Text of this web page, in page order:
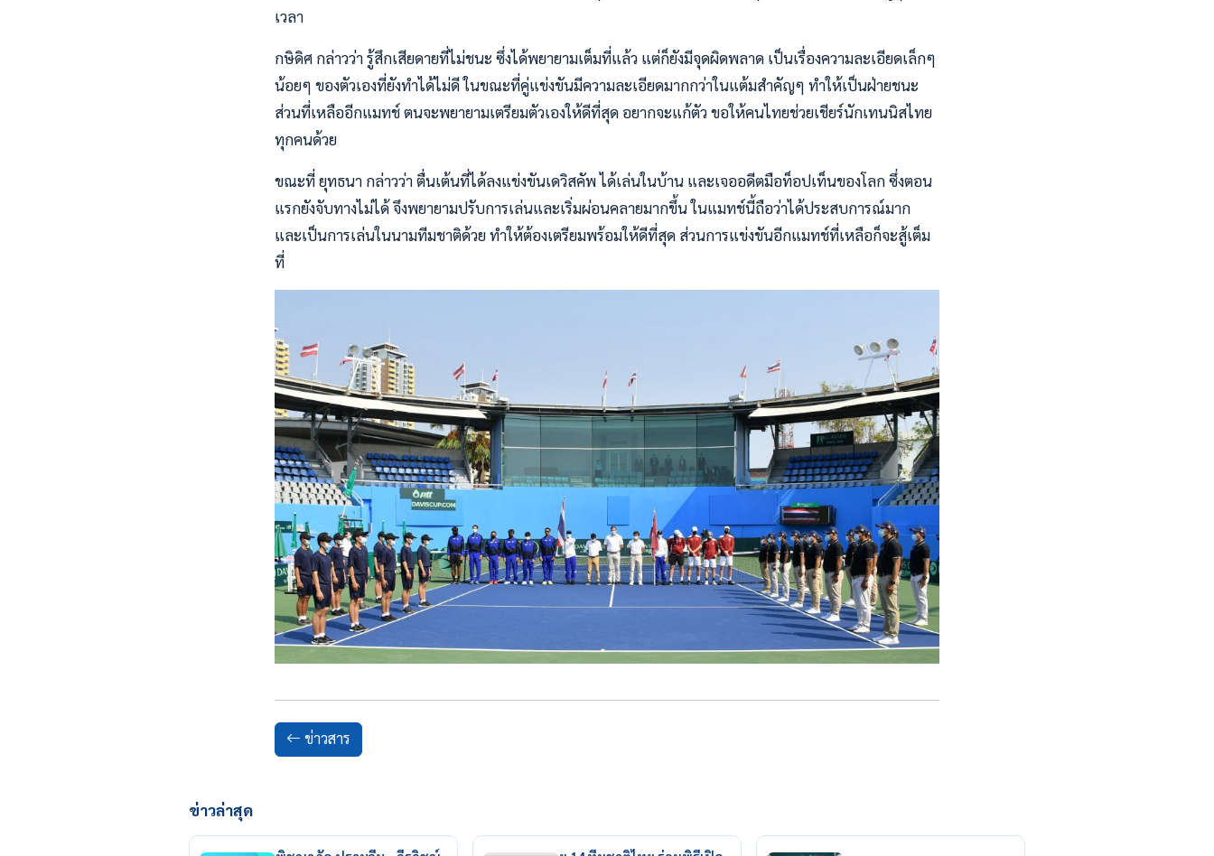
เวลา
กษิดิศ กล่าวว่า รู้สึกเสียดายที่ไม่ชนะ ซึ่งได้พยายามเต็มที่แล้ว แต่ก็ยังมีจุดผิดพลาด เป็นเรื่องความละเอียดเล็กๆ
น้อยๆ ของตัวเองที่ยังทำได้ไม่ดี ในขณะที่คู่แข่งขันมีความละเอียดมากกว่าในแต้มสำคัญๆ ทำให้เป็นฝ่ายชนะ
ส่วนที่เหลืออีกแมทช์ ตนจะพยายามเตรียมตัวเองให้ดีที่สุด อยากจะแก้ตัว ขอให้คนไทยช่วยเชียร์นักเทนนิสไทย
ทุกคนด้วย
ขณะที่ ยุทธนา กล่าวว่า ตื่นเต้นที่ได้ลงแข่งขันเดวิสคัพ ได้เล่นในบ้าน และเจออดีตมือท็อปเท็นของโลก ซึ่งตอน
แรกยังจับทางไม่ได้ จึงพยายามปรับการเล่นและเริ่มผ่อนคลายมากขึ้น ในแมทช์นี้ถือว่าได้ประสบการณ์มาก
และเป็นการเล่นในนามทีมชาติด้วย ทำให้ต้องเตรียมพร้อมให้ดีที่สุด ส่วนการแข่งขันอีกแมทช์ที่เหลือก็จะสู้เต็ม
ที่
ข่าวสาร
ข่าวล่าสุด